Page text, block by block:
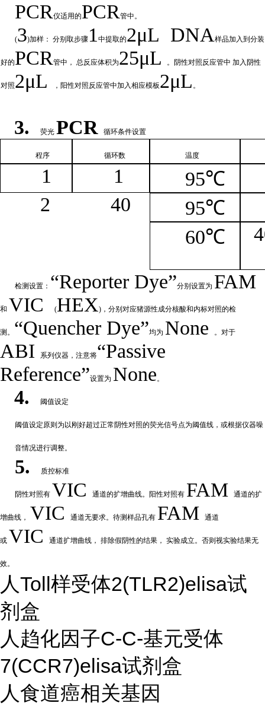
PCR仪适用的PCR管中。
(3)加样： 分别取步骤1 中提取的2μL DNA样品加入到分装
好的PCR管中， 总反应体积为25μL 。阴性对照反应管中 加入阴性
对照2μL ，阳性对照反应管中加入相应模板2μL 。
3. 荧光 PCR 循环条件设置
程序 循环数 温度
1 1
95℃
2
40
95℃
60℃
4
检测设置： “Reporter Dye”分别设置为 FAM
和 VIC(HEX)，分别对应猪源性成分核酸和内标对照的检
测。 “Quencher Dye”均为 None 。对于
ABI 系列仪器，注意将“Passive
Reference”设置为 None。
4. 阈值设定
阈值设定原则为以刚好超过正常阴性对照的荧光信号点为阈值线，或根据仪器噪
音情况进行调整。
5. 质控标准
阴性对照有 VIC通道的扩增曲线。阳性对照有 FAM通道的扩
增曲线， VIC通道无要求。待测样品孔有 FAM通道
或 VIC 通道扩增曲线， 排除假阴性的结果， 实验成立。否则视实验结果无
效。
人Toll样受体2(TLR2)elisa试
剂盒
人趋化因子C-C-基元受体
7(CCR7)elisa试剂盒
人食道癌相关基因